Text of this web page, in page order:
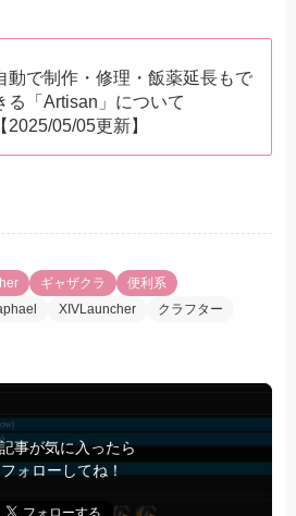
動で制作・修理・飯薬延長もで
る「Artisan」について
【2025/05/05更新】
ギャザクラ
便利系
XIVLauncher
クラフター
事が気に入ったら
フォローしてね！